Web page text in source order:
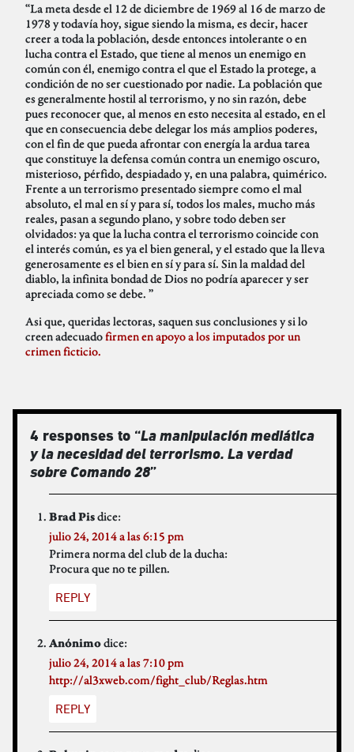
“La meta desde el 12 de diciembre de 1969 al 16 de marzo de
1978 y todavía hoy, sigue siendo la misma, es decir, hacer
creer a toda la población, desde entonces intolerante o en
lucha contra el Estado, que tiene al menos un enemigo en
común con él, enemigo contra el que el Estado la protege, a
condición de no ser cuestionado por nadie. La población que
es generalmente hostil al terrorismo, y no sin razón, debe
pues reconocer que, al menos en esto necesita al estado, en el
que en consecuencia debe delegar los más amplios poderes,
con el fin de que pueda afrontar con energía la ardua tarea
que constituye la defensa común contra un enemigo oscuro,
misterioso, pérfido, despiadado y, en una palabra, quimérico.
Frente a un terrorismo presentado siempre como el mal
absoluto, el mal en sí y para sí, todos los males, mucho más
reales, pasan a segundo plano, y sobre todo deben ser
olvidados: ya que la lucha contra el terrorismo coincide con
el interés común, es ya el bien general, y el estado que la lleva
generosamente es el bien en sí y para sí. Sin la maldad del
diablo, la infinita bondad de Dios no podría aparecer y ser
apreciada como se debe. ”
Asi que, queridas lectoras, saquen sus conclusiones y si lo
creen adecuadofirmen en apoyo a los imputados por un
crimen ficticio.
4 responses to “La manipulación mediática
y la necesidad del terrorismo. La verdad
sobre Comando 28”
Brad Pisdice:
julio 24, 2014 a las 6:15 pm
Primera norma del club de la ducha:
Procura que no te pillen.
REPLY
Anónimodice:
julio 24, 2014 a las 7:10 pm
http://al3xweb.com/fight_club/Reglas.htm
REPLY